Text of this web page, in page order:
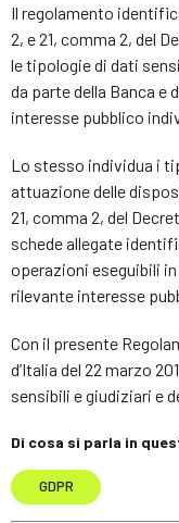
Il regolamento
2, e 21, comma 2, del
le tipologie di dati
da parte della Banca e
interesse pubblico
Lo stesso individua i
attuazione delle
21, comma 2, del
schede allegate
operazioni eseguibili
rilevante interesse
Con il presente
d’Italia del 22 marzo
sensibili e giudiziari e
Di cosa si parla in
GDPR